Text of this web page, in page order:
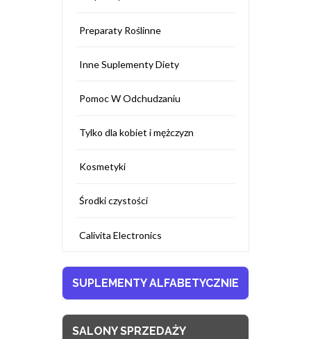
Preparaty Roślinne
Inne Suplementy Diety
Pomoc W Odchudzaniu
Tylko dla kobiet i mężczyzn
Kosmetyki
Środki czystości
Calivita Electronics
SUPLEMENTY ALFABETYCZNIE
SALONY SPRZEDAŻY